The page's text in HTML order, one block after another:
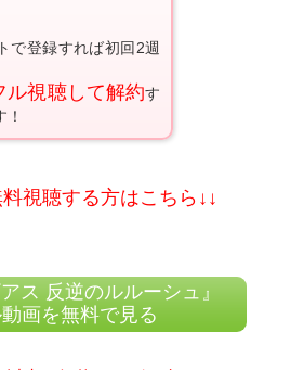
で登録すれば初回2週
ル視聴して解約す
視聴する方はこちら↓↓
ス 反逆のルルーシュ』
画を無料で見る